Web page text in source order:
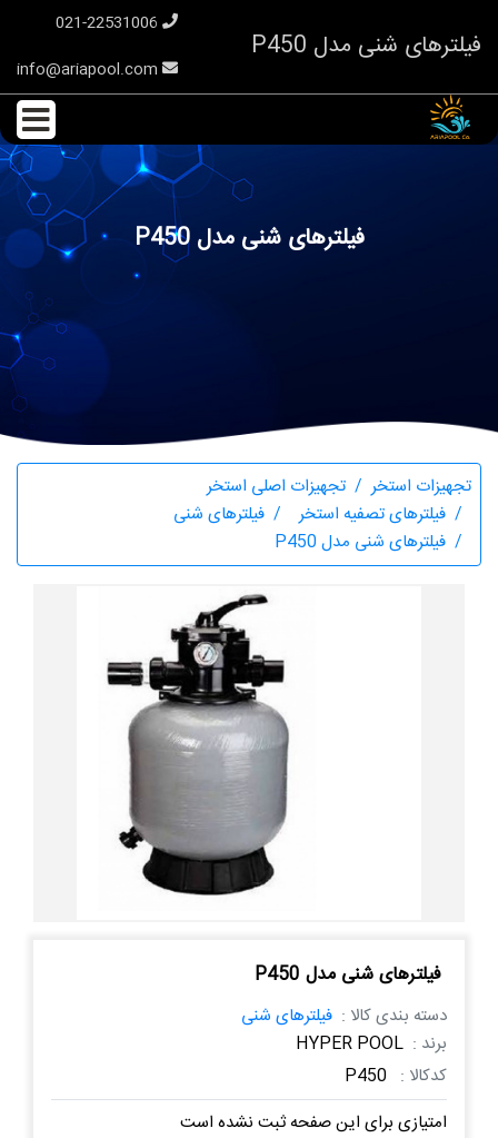
فیلترهای شنی مدل P450
فیلترهای شنی مدل P450
تجهیزات استخر
تجهیزات اصلی استخر
فیلترهای تصفیه استخر
فیلترهای شنی
فیلترهای شنی مدل P450
فیلترهای شنی مدل P450
دسته بندی کالا : فیلترهای شنی
برند : HYPER POOL
کدکالا : P450
امتیازی برای این صفحه ثبت نشده است